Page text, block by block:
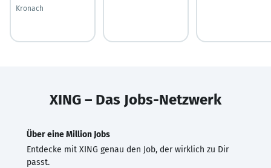
Kronach
XING – Das Jobs-Netzwerk
Über eine Million Jobs
Entdecke mit XING genau den Job, der wirklich zu Dir
passt.